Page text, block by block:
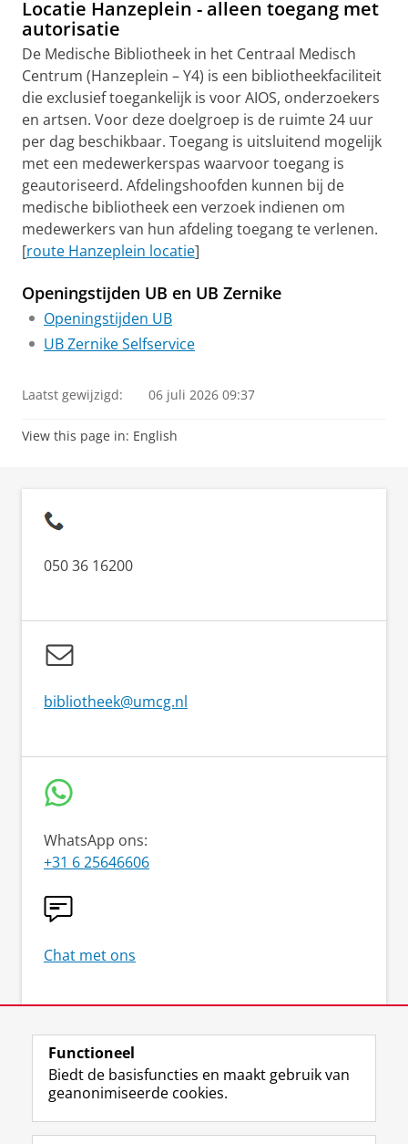
Locatie Hanzeplein - alleen toegang met
autorisatie
De Medische Bibliotheek in het Centraal Medisch
Centrum (Hanzeplein – Y4) is een bibliotheekfaciliteit
die exclusief toegankelijk is voor AIOS, onderzoekers
en artsen. Voor deze doelgroep is de ruimte 24 uur
per dag beschikbaar. Toegang is uitsluitend mogelijk
met een medewerkerspas waarvoor toegang is
geautoriseerd. Afdelingshoofden kunnen bij de
medische bibliotheek een verzoek indienen om
medewerkers van hun afdeling toegang te verlenen.
[route Hanzeplein locatie]
Openingstijden UB en UB Zernike
Openingstijden UB
UB Zernike Selfservice
Laatst gewijzigd: 06 juli 2026 09:37
View this page in: English
050 36 16200
bibliotheek@umcg.nl
WhatsApp ons:
+31 6 25646606
Chat met ons
Foto's op deze website:Henk Veenstra
Functioneel
Biedt de basisfuncties en maakt gebruik van
geanonimiseerde cookies.